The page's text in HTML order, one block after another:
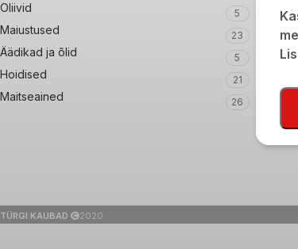
Oliivid 5
Maiustused 23
Äädikad ja õlid 5
Hoidised 21
Maitseained 26
TÜRGI KAUBAD 2020